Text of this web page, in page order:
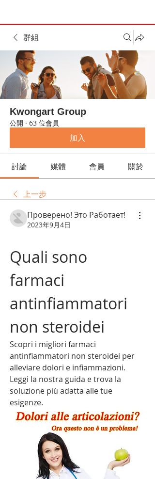
群組
Kwongart Group
公開 · 63 位會員
加入
討論 媒體 會員 關於
上一步
Проверено! Это Работает!
2023年9月4日
Quali sono
farmaci
antinfiammatori
non steroidei
Scopri i migliori farmaci
antinfiammatori non steroidei per
alleviare dolori e infiammazioni.
Leggi la nostra guida e trova la
soluzione più adatta alle tue
esigenze.